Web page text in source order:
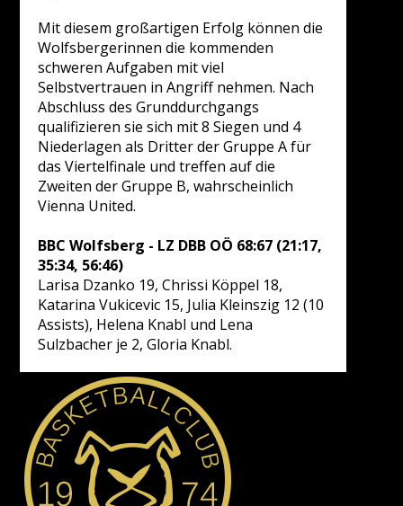
Mit diesem großartigen Erfolg können die
Wolfsbergerinnen die kommenden
schweren Aufgaben mit viel
Selbstvertrauen in Angriff nehmen. Nach
Abschluss des Grunddurchgangs
qualifizieren sie sich mit 8 Siegen und 4
Niederlagen als Dritter der Gruppe A für
das Viertelfinale und treffen auf die
Zweiten der Gruppe B, wahrscheinlich
Vienna United.
BBC Wolfsberg - LZ DBB OÖ 68:67 (21:17,
35:34, 56:46)
Larisa Dzanko 19, Chrissi Köppel 18,
Katarina Vukicevic 15, Julia Kleinszig 12 (10
Assists), Helena Knabl und Lena
Sulzbacher je 2, Gloria Knabl.